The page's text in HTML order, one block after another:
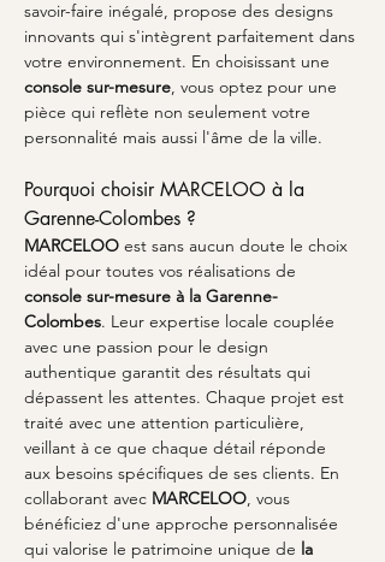
savoir-faire inégalé, propose des designs
innovants qui s'intègrent parfaitement dans
votre environnement. En choisissant une
console sur-mesure, vous optez pour une
pièce qui reflète non seulement votre
personnalité mais aussi l'âme de la ville.
Pourquoi choisir MARCELOO à la
Garenne-Colombes ?
MARCELOO est sans aucun doute le choix
idéal pour toutes vos réalisations de
console sur-mesure à la Garenne-
Colombes. Leur expertise locale couplée
avec une passion pour le design
authentique garantit des résultats qui
dépassent les attentes. Chaque projet est
traité avec une attention particulière,
veillant à ce que chaque détail réponde
aux besoins spécifiques de ses clients. En
collaborant avec MARCELOO, vous
bénéficiez d'une approche personnalisée
qui valorise le patrimoine unique de la